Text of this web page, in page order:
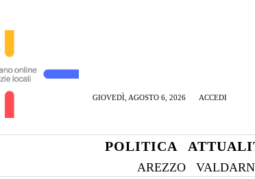
GIOVEDÌ, AGOSTO 6, 2026 ACCEDI
POLITICA
AREZZO